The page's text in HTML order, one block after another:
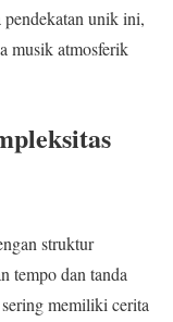
pendekatan unik ini,
musik atmosferik
struktur
tempo dan tanda
memiliki cerita